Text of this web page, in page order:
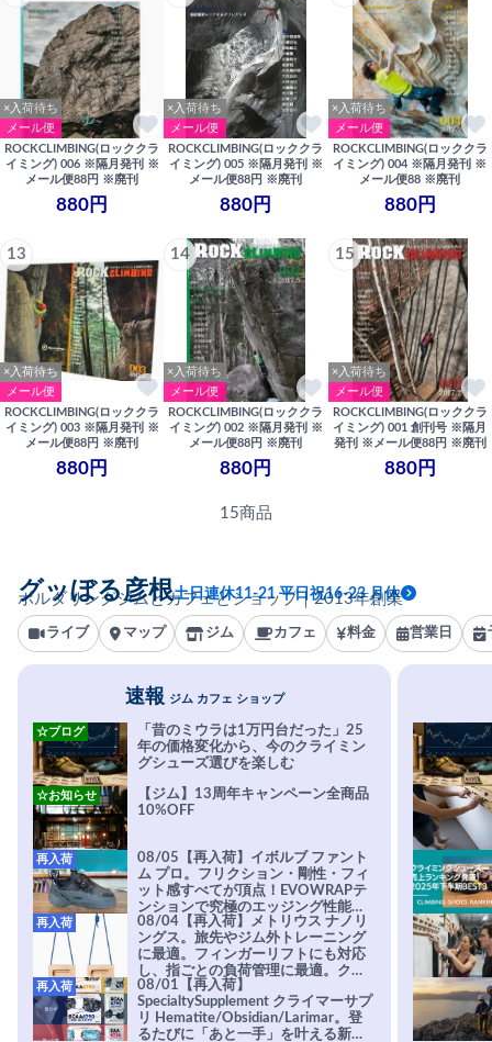
×入荷待ち
メール便
ROCKCLIMBING(ロッククラ
イミング) 006 ※隔月発刊 ※
メール便88円 ※廃刊
880円
×入荷待ち
メール便
ROCKCLIMBING(ロッククラ
イミング) 005 ※隔月発刊 ※
メール便88円 ※廃刊
880円
×入荷待ち
メール便
ROCKCLIMBING(ロッククラ
イミング) 004 ※隔月発刊 ※
メール便88 ※廃刊
880円
13
×入荷待ち
メール便
ROCKCLIMBING(ロッククラ
イミング) 003 ※隔月発刊 ※
メール便88円 ※廃刊
880円
14
×入荷待ち
メール便
ROCKCLIMBING(ロッククラ
イミング) 002 ※隔月発刊 ※
メール便88円 ※廃刊
880円
15
×入荷待ち
メール便
ROCKCLIMBING(ロッククラ
イミング) 001 創刊号 ※隔月
発刊 ※メール便88円 ※廃刊
880円
15商品
ボルダリングジムとカフェとショップ｜2013年創業
グッぼる彦根土日連休11-21 平日祝16-23 月休
ライブ マップ ジム カフェ 料金 営業日
速報 ジム カフェ ショップ
「昔のミウラは1万円台だった」25
年の価格変化から、今のクライミン
グシューズ選びを楽しむ
☆ブログ
【ジム】13周年キャンペーン全商品
10%OFF
☆お知らせ
08/05【再入荷】イボルブ ファント
ム プロ。フリクション・剛性・フィ
ット感すべてが頂点！EVOWRAPテ
ンションで究極のエッジング性能を
実現。進化系ラバーEvo-74はTRAX
を凌駕する粘着力で極小ホールドに
安心感。
再入荷
08/04【再入荷】メトリウス ナノリ
ングス。旅先やジム外トレーニング
に最適。フィンガーリフトにも対応
し、指ごとの負荷管理に最適。クラ
イマーの指を本気で鍛えるギア。
再入荷
08/01【再入荷】
SpecialtySupplement クライマーサプ
リ Hematite/Obsidian/Larimar。登
るたびに「あと一手」を叶える新習
再入荷